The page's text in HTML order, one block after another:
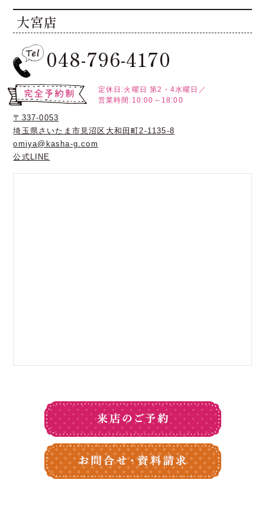
大宮店
048-796-4170
定休日:火曜日 第2・4水曜日／
営業時間:10:00～18:00
〒337-0053
埼玉県さいたま市見沼区大和田町2-1135-8
omiya@kasha-g.com
公式LINE